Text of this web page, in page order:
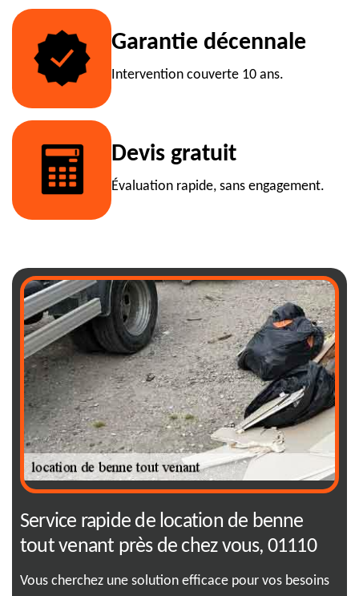
Garantie décennale
Intervention couverte 10 ans.
Devis gratuit
Évaluation rapide, sans engagement.
Service rapide de location de benne
tout venant près de chez vous, 01110
Vous cherchez une solution efficace pour vos besoins